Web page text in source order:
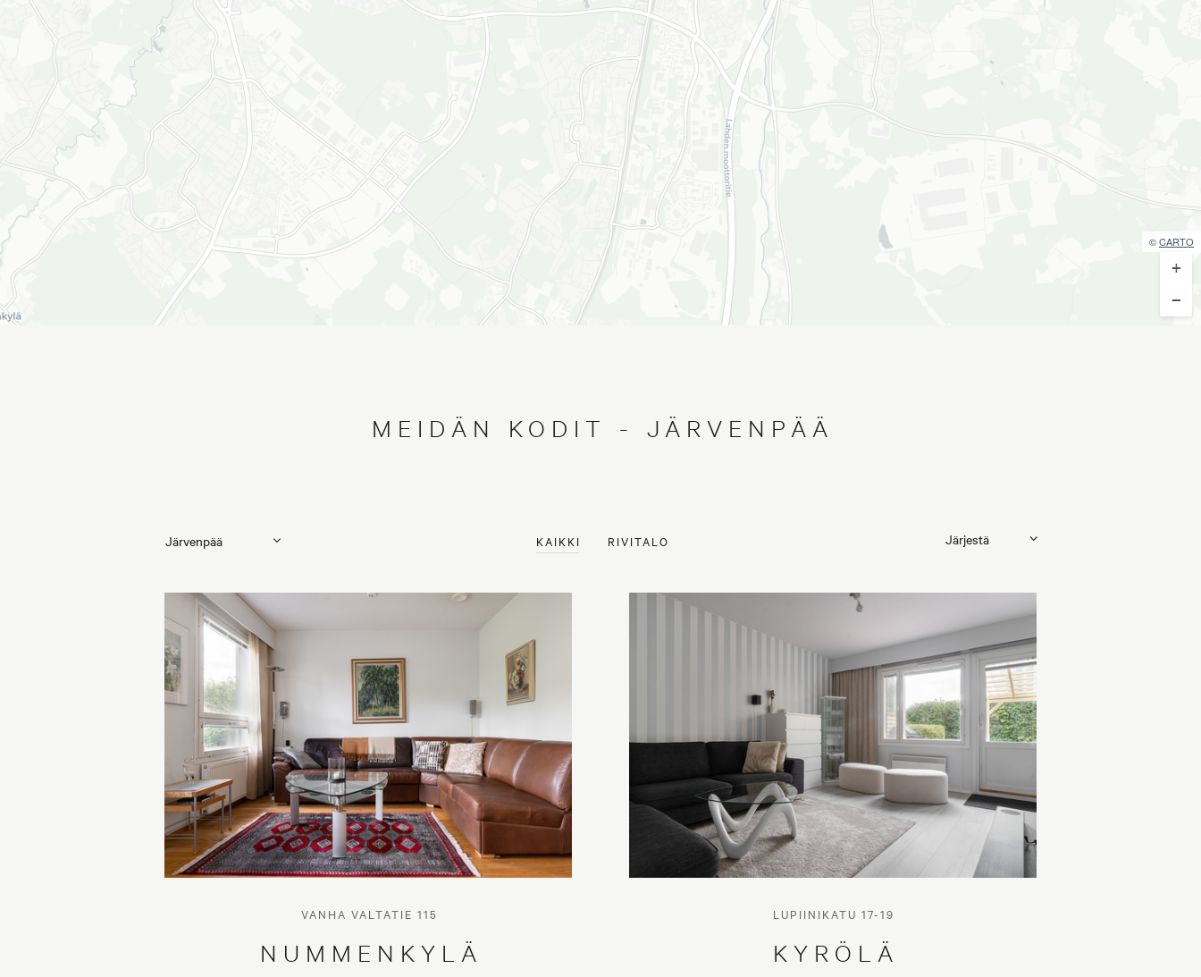
©CARTO
+
−
MEIDÄN KODIT - JÄRVENPÄÄ
KAIKKI RIVITALO
VANHA VALTATIE 115
NUMMENKYLÄ
LUPIINIKATU 17-19
KYRÖLÄ
Myytävät asunnot Pääkaupunkiseutu Myytävät asunnot Espoo
Myytävät asunnot Inkoo Myytävät asunnot Vaasa
Myytävät asunnot Porvoo Myytävät asunnot Ahvenanmaa
Tilaa maksuton arviointi
Hinnasto
Käyttöehdot
Aktia Pankki
Copyright © 2026 Aktia Kiinteistönvälitys Kiinteästä linjasta ja matkapuhelimesta 8,35 snt/puhelu + 16,69 snt/min.